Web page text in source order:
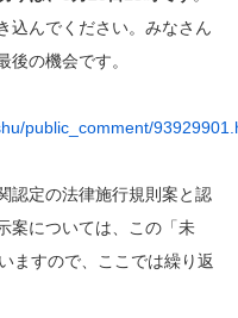
込んでください。みなさん
の機会です。
public_comment/
認定の法律施行規則案と認
案については、この「未
ますので、ここでは繰り返